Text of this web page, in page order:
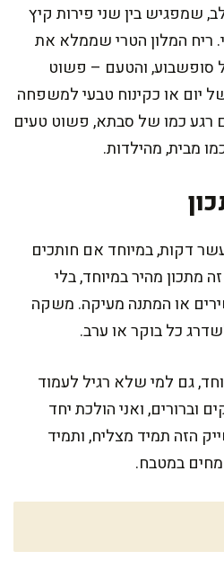
שמפגיש בין שני פירות קיץ
ריח המלון הטרי שממלא את
סופשבוע, והטעם – פשוט
יום או כקינוח טבעי למשפחה
רגע כמו של סבתא, פשוט טעים
מבית, מהילדות.
דקות, במיוחד אם חותכים
מתכון מהיר במיוחד, בלי
או המתנה מעיקה. משקה
כל בוקר או ערב.
גם למי שלא רגיל לעמוד
וברורים, ואני הולכת יחד
הזה תמיד מצליח, ותמיד
במטבח.